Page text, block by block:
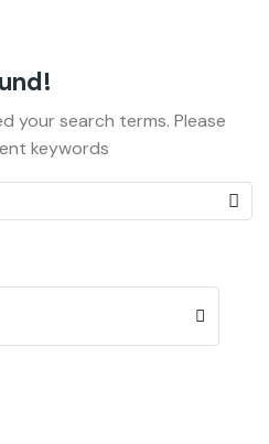
your search terms. Please
keywords